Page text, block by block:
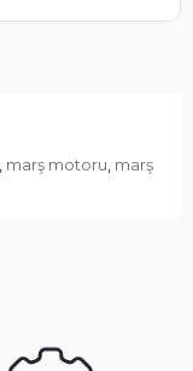
marş motoru marş